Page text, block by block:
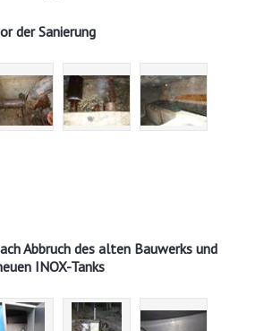
der Sanierung
Abbruch des alten Bauwerks und
INOX-Tanks